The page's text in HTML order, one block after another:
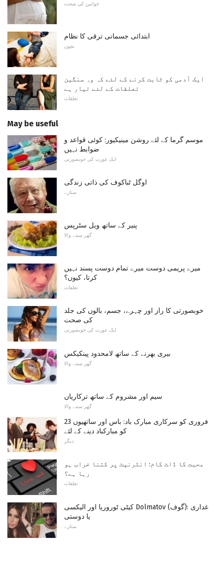
خواتین کی صحت
ابتدائی جسمانی ترقی کا نظام
بچوں
ایک آدمی کو ثابت کرنے کے لئے کہ وہ سنگین
تعلقات کے لئے تیار ہے
تعلقات
May be useful
موسم گرما کے لئے روشن مینیکیور: کوئی قواعد و
ضوابط نہیں
ایک عورت کی خوبصورتی
اوگل ٹباکوف کی ذاتی زندگی
ستارے
پنیر کے ساتھ ویل سٹرپس
گھر سننے والا
میرے پریمی دوست میرے تمام دوست پسند نہیں
کرتا، کیوں؟
تعلقات
خوبصورتی کا راز اور چہرے، جسم، بالوں کی جلد
کی صحت
ایک عورت کی خوبصورتی
بیری بھرنے کے ساتھ لامحدود پینکیکس
گھر سننے والا
سیم اور مشروم کے ساتھ ترکاریاں
گھر سننے والا
23 فروری کو سرکاری مبارک باد: باس اور ساتھیوں
کو مبارکباد دینے کے لئے
دیگر
محبت کا ڈاٹ کام: انٹرنیٹ پر کتنا خراب ہو
رہا ہے؟
تعلقات
کیٹی ٹوروریا اور الیکسی Dolmatov (گوف): غداری
یا دوستی
ستارے